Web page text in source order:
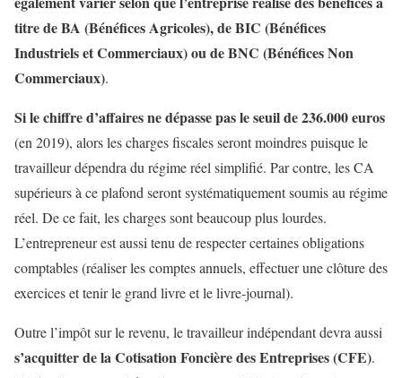
titre de BA (Bénéfices Agricoles), de BIC (Bénéfices
Industriels et Commerciaux) ou de BNC (Bénéfices Non
Commerciaux).
Si le chiffre d’affaires ne dépasse pas le seuil de 236.000 euros
(en 2019), alors les charges fiscales seront moindres puisque le
travailleur dépendra du régime réel simplifié. Par contre, les CA
supérieurs à ce plafond seront systématiquement soumis au régime
réel. De ce fait, les charges sont beaucoup plus lourdes.
L’entrepreneur est aussi tenu de respecter certaines obligations
comptables (réaliser les comptes annuels, effectuer une clôture des
exercices et tenir le grand livre et le livre-journal).
Outre l’impôt sur le revenu, le travailleur indépendant devra aussi
s’acquitter de la Cotisation Foncière des Entreprises (CFE).